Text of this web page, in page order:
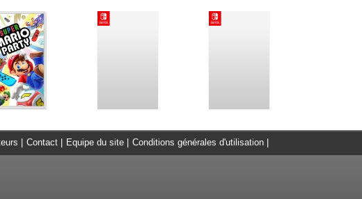
Contact Equipe du site Conditions générales d'utilisation